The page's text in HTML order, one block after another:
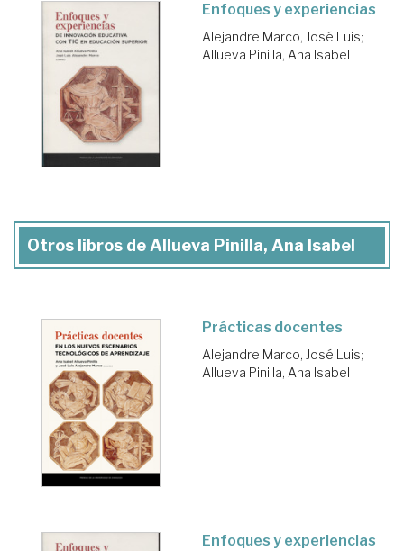
Enfoques y experiencias
Alejandre Marco, José Luis;
Allueva Pinilla, Ana Isabel
Otros libros de Allueva Pinilla, Ana Isabel
Prácticas docentes
Alejandre Marco, José Luis;
Allueva Pinilla, Ana Isabel
Enfoques y experiencias